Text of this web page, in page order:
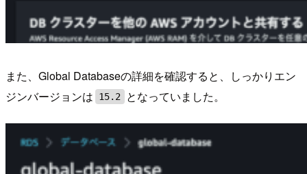
また、Global Databaseの詳細を確認すると、しっかりエン
ジンバージョンは
15.2 となっていました。